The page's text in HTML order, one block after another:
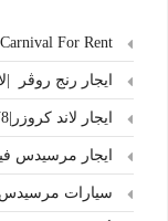
ايجار رنج روڤر
ايجار لاند كروزر|V8
ايجار مرسيدس فيانو 7 مقاعد – عروض
سيارات مرسيدس